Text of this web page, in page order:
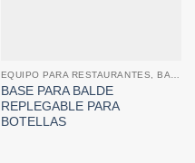
EQUIPO PARA RESTAURANTES, BARES Y CAFETERIAS
BASE PARA BALDE
REPLEGABLE PARA
BOTELLAS